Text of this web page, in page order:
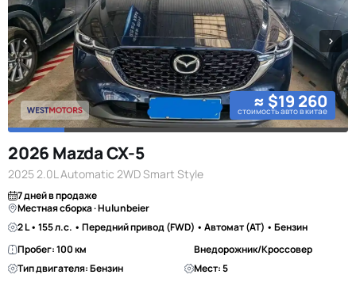
≈ $19 260
стоимость авто в китае
2026 Mazda CX-5
2025 2.0L Automatic 2WD Smart Style
7 дней в продаже
Местная сборка · Hulunbeier
2 L • 155 л.с. • Передний привод (FWD) • Автомат (AT) • Бензин
Пробег: 100 км
Внедорожник/Кроссовер
Тип двигателя: Бензин
Мест: 5